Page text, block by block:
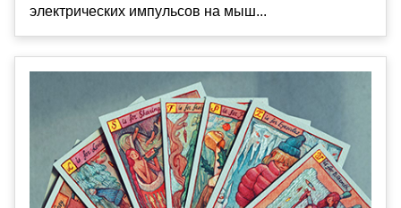
электрических импульсов на мыш...